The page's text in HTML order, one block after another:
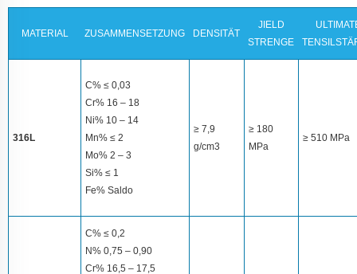
MATERIAL ZUSAMMENSETZUNG DENSITÄT
JIELD
STRENGE
316L
C% ≤ 0,03
Cr% 16 – 18
Ni% 10 – 14
Mn% ≤ 2
Mo% 2 – 3
Si% ≤ 1
Fe% Saldo
≥ 7,9
g/cm3
≥ 180
MPa
≥ 510 MPa
C% ≤ 0,2
N% 0,75 – 0,90
Cr% 16,5 – 17,5